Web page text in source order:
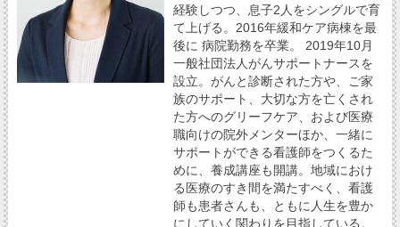
経験しつつ、息子2人をシングルで育
て上げる。2016年緩和ケア病棟を最
後に 病院勤務を卒業。 2019年10月
一般社団法人がんサポートナースを
設立。がんと診断された方や、ご家
族のサポート、大切な方を亡くされ
た方へのグリーフケア、および医療
職向けの院外メンターほか、一緒に
サポートができる看護師をつくるた
めに、養成講座も開講。地域におけ
る医療のすき間を満たすべく、看護
師も患者さんも、ともに人生を豊か
にしていく関わりを目指している。